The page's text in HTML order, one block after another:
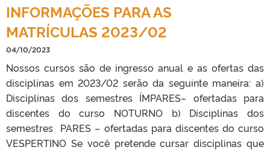
INFORMAÇÕES PARA AS
MATRÍCULAS 2023/02
04/10/2023
Nossos cursos são de ingresso anual e as ofertas das
disciplinas em 2023/02 serão da seguinte maneira: a)
Disciplinas dos semestres ÍMPARES– ofertadas para
discentes do curso NOTURNO b) Disciplinas dos
semestres PARES – ofertadas para discentes do curso
VESPERTINO Se você pretende cursar disciplinas que